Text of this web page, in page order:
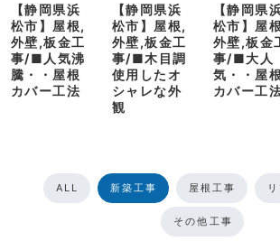
【静岡県浜
松市】屋根,
外壁,板金工
事/■人気沸
騰・・屋根
カバー工法
【静岡県浜
松市】屋根,
外壁,板金工
事/■木目調
使用したオ
シャレな外
観
【静岡県
松市】屋
外壁,板金
事/■大人
気・・屋
カバー工
ALL 新築工事 屋根工事
その他工事